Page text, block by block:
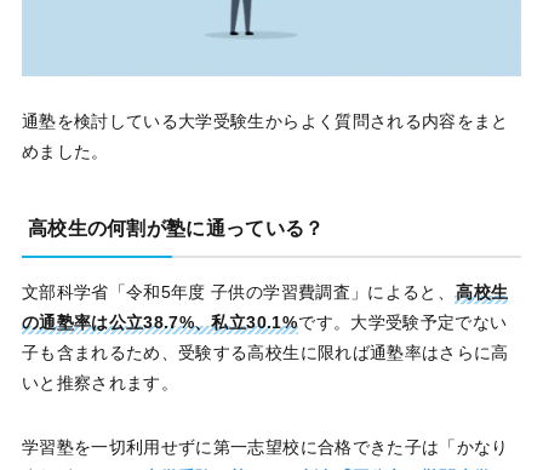
通塾を検討している大学受験生からよく質問される内容をまと
めました。
高校生の何割が塾に通っている？
文部科学省「令和5年度 子供の学習費調査」によると、高校生
の通塾率は公立38.7%、私立30.1%です。大学受験予定でない
子も含まれるため、受験する高校生に限れば通塾率はさらに高
いと推察されます。
学習塾を一切利用せずに第一志望校に合格できた子は「かなり